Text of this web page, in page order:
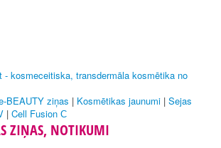
- kosmeceitiska, transdermāla kosmētika no
BEAUTY ziņas | Kosmētikas jaunumi | Sejas
| Cell Fusion С
ZIŅAS, NOTIKUMI